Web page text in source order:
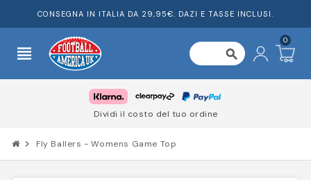
CONSEGNA IN ITALIA DA 29,95€. DAZI E TASSE INCLUSI.
view_headline search
0
Dividi il costo del tuo ordine
chevron_right Fly Ballers - Womens Game Top